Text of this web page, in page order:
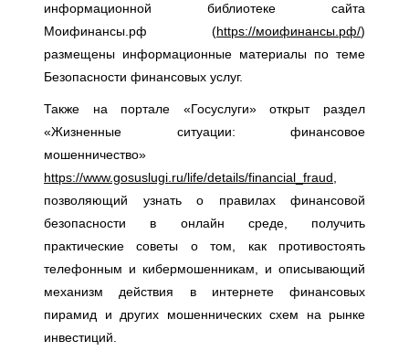
информационной библиотеке сайта
Моифинансы.рф (https://моифинансы.рф/)
размещены информационные материалы по теме
Безопасности финансовых услуг.
Также на портале «Госуслуги» открыт раздел
«Жизненные ситуации: финансовое
мошенничество»
https://www.gosuslugi.ru/life/details/financial_fraud
позволяющий узнать о правилах финансовой
безопасности в онлайн среде, получить
практические советы о том, как противостоять
телефонным и кибермошенникам, и описывающий
механизм действия в интернете финансовых
пирамид и других мошеннических схем на рынке
инвестиций.